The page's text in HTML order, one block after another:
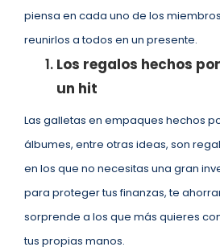
piensa en cada uno de los
reunirlos a todos en un presente.
Los regalos hechos
un hit
Las galletas en empaques hechos
álbumes, entre otras ideas, son
en los que no necesitas una gran
para proteger tus finanzas, te
sorprende a los que más quieres
tus propias manos.